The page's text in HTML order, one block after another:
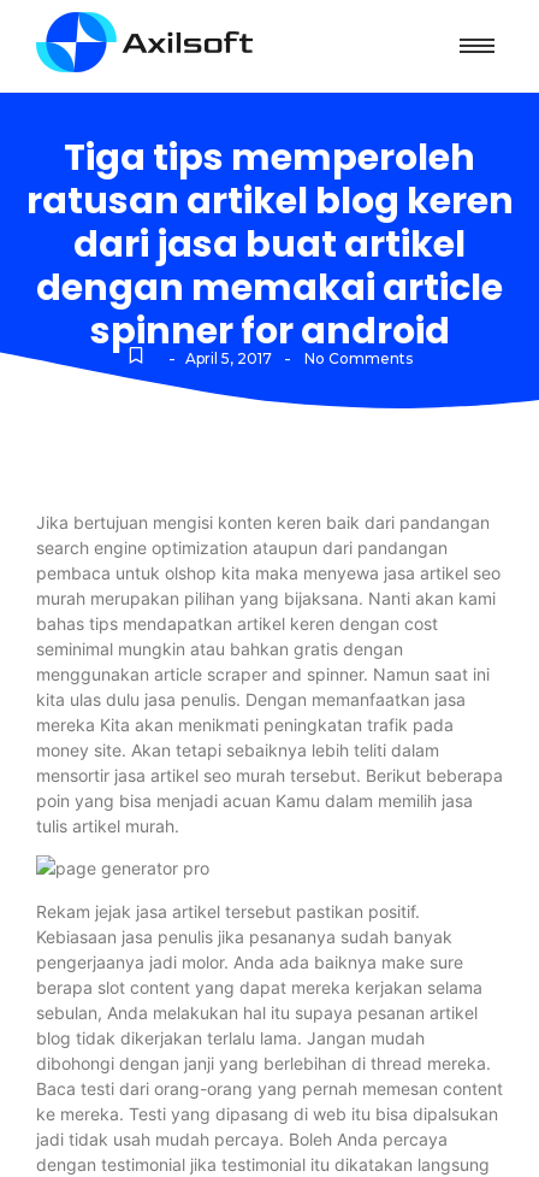
Tiga tips memperoleh
ratusan artikel blog keren
dari jasa buat artikel
dengan memakai article
spinner for android
- April 5, 2017 - No Comments
Jika bertujuan mengisi konten keren baik dari pandangan
search engine optimization ataupun dari pandangan
pembaca untuk olshop kita maka menyewa jasa artikel seo
murah merupakan pilihan yang bijaksana. Nanti akan kami
bahas tips mendapatkan artikel keren dengan cost
seminimal mungkin atau bahkan gratis dengan
menggunakan article scraper and spinner. Namun saat ini
kita ulas dulu jasa penulis. Dengan memanfaatkan jasa
mereka Kita akan menikmati peningkatan trafik pada
money site. Akan tetapi sebaiknya lebih teliti dalam
mensortir jasa artikel seo murah tersebut. Berikut beberapa
poin yang bisa menjadi acuan Kamu dalam memilih jasa
tulis artikel murah.
Rekam jejak jasa artikel tersebut pastikan positif.
Kebiasaan jasa penulis jika pesananya sudah banyak
pengerjaanya jadi molor. Anda ada baiknya make sure
berapa slot content yang dapat mereka kerjakan selama
sebulan, Anda melakukan hal itu supaya pesanan artikel
blog tidak dikerjakan terlalu lama. Jangan mudah
dibohongi dengan janji yang berlebihan di thread mereka.
Baca testi dari orang-orang yang pernah memesan content
ke mereka. Testi yang dipasang di web itu bisa dipalsukan
jadi tidak usah mudah percaya. Boleh Anda percaya
dengan testimonial jika testimonial itu dikatakan langsung